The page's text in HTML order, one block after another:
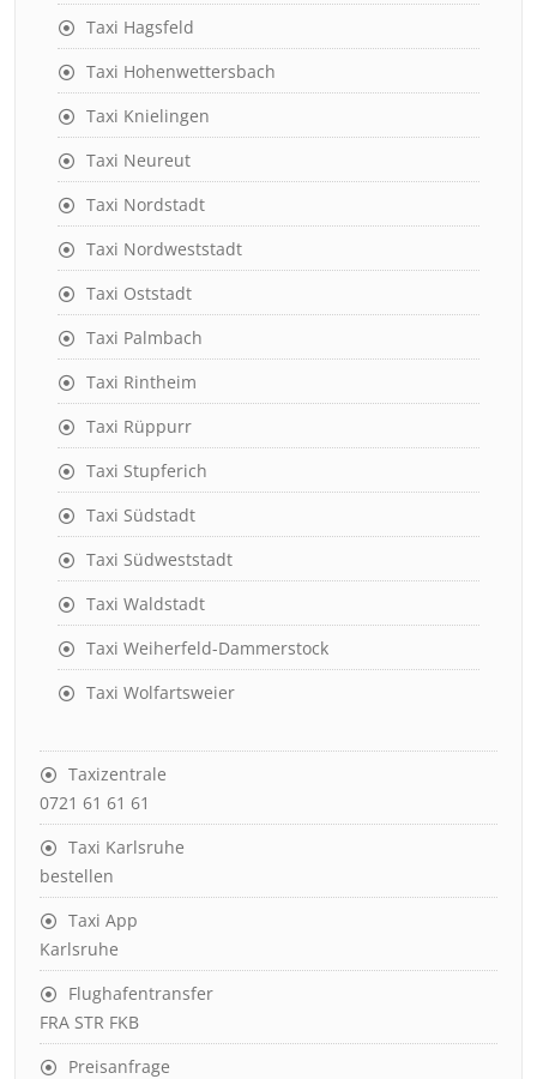
Taxi Hagsfeld
Taxi Hohenwettersbach
Taxi Knielingen
Taxi Neureut
Taxi Nordstadt
Taxi Nordweststadt
Taxi Oststadt
Taxi Palmbach
Taxi Rintheim
Taxi Rüppurr
Taxi Stupferich
Taxi Südstadt
Taxi Südweststadt
Taxi Waldstadt
Taxi Weiherfeld-Dammerstock
Taxi Wolfartsweier
Taxizentrale
0721 61 61 61
Taxi Karlsruhe
bestellen
Taxi App
Karlsruhe
Flughafentransfer
FRA STR FKB
Preisanfrage